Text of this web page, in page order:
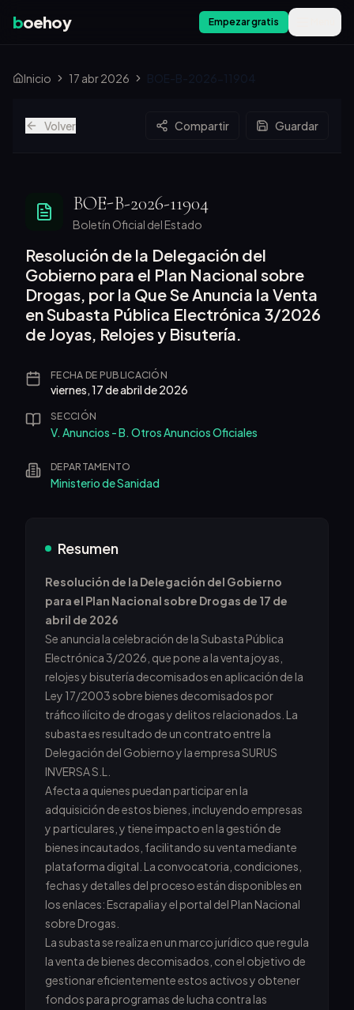
boehoy Empezar gratis
Inicio 17 abr 2026 BOE-B-2026-11904
Volver Compartir Guardar
BOE-B-2026-11904
Boletín Oficial del Estado
Resolución de la Delegación del
Gobierno para el Plan Nacional sobre
Drogas, por la Que Se Anuncia la Venta
en Subasta Pública Electrónica 3/2026
de Joyas, Relojes y Bisutería.
FECHA DE PUBLICACIÓN
viernes, 17 de abril de 2026
SECCIÓN
V. Anuncios - B. Otros Anuncios Oficiales
DEPARTAMENTO
Ministerio de Sanidad
Resumen
Resolución de la Delegación del Gobierno
para el Plan Nacional sobre Drogas de 17 de
abril de 2026
Se anuncia la celebración de la Subasta Pública
Electrónica 3/2026, que pone a la venta joyas,
relojes y bisutería decomisados en aplicación de la
Ley 17/2003 sobre bienes decomisados por
tráfico ilícito de drogas y delitos relacionados. La
subasta es resultado de un contrato entre la
Delegación del Gobierno y la empresa SURUS
INVERSA S.L.
Afecta a quienes puedan participar en la
adquisición de estos bienes, incluyendo empresas
y particulares, y tiene impacto en la gestión de
bienes incautados, facilitando su venta mediante
plataforma digital. La convocatoria, condiciones,
fechas y detalles del proceso están disponibles en
los enlaces: Escrapalia y el portal del Plan Nacional
sobre Drogas.
La subasta se realiza en un marco jurídico que regula
la venta de bienes decomisados, con el objetivo de
gestionar eficientemente estos activos y obtener
fondos para programas de lucha contra las